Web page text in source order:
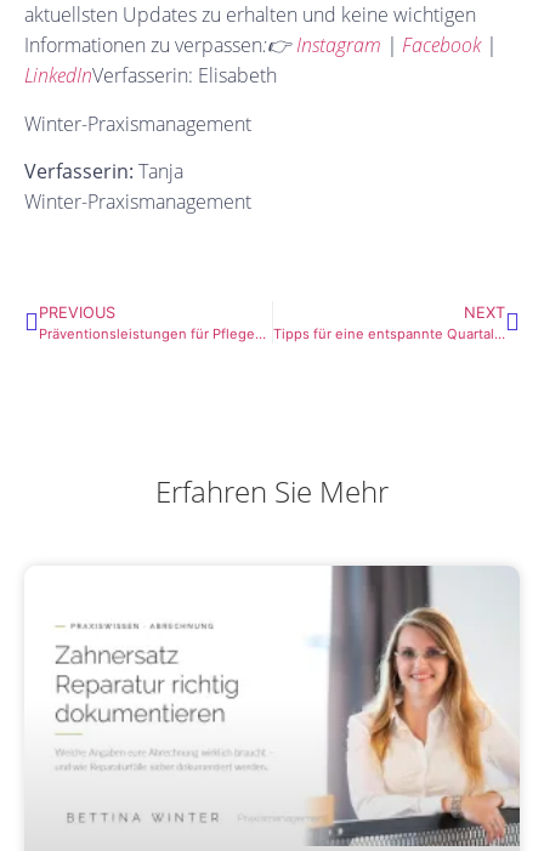
aktuellsten Updates zu erhalten und keine wichtigen
Informationen zu verpassen:👉Instagram | Facebook|
LinkedInVerfasserin: Elisabeth
Winter-Praxismanagement
Verfasserin: Tanja
Winter-Praxismanagement
PREVIOUS
Präventionsleistungen für Pflegebedürftige und Menschen mit Behinderung nach § 22a SGB V
NEXT
Tipps für eine entspannte Quartalsabrechnung
Erfahren Sie Mehr